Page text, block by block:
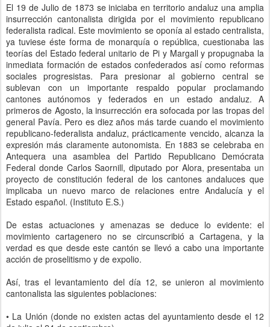
El 19 de Julio de 1873 se iniciaba en territorio andaluz una amplia
insurrección cantonalista dirigida por el movimiento republicano
federalista radical. Este movimiento se oponía al estado centralista,
ya tuviese éste forma de monarquía o república, cuestionaba las
teorías del Estado federal unitario de Pi y Margall y propugnaba la
inmediata formación de estados confederados así como reformas
sociales progresistas. Para presionar al gobierno central se
sublevan con un importante respaldo popular proclamando
cantones autónomos y federados en un estado andaluz. A
primeros de Agosto, la insurrección era sofocada por las tropas del
general Pavía. Pero es diez años más tarde cuando el movimiento
republicano-federalista andaluz, prácticamente vencido, alcanza la
expresión más claramente autonomista. En 1883 se celebraba en
Antequera una asamblea del Partido Republicano Demócrata
Federal donde Carlos Saornill, diputado por Alora, presentaba un
proyecto de constitución federal de los cantones andaluces que
implicaba un nuevo marco de relaciones entre Andalucía y el
Estado español. (Instituto E.S.)
De estas actuaciones y amenazas se deduce lo evidente: el
movimiento cartagenero no se circunscribió a Cartagena, y la
verdad es que desde este cantón se llevó a cabo una importante
acción de proselitismo y de expolio.
Así, tras el levantamiento del día 12, se unieron al movimiento
cantonalista las siguientes poblaciones:
• La Unión (donde no existen actas del ayuntamiento desde el 12